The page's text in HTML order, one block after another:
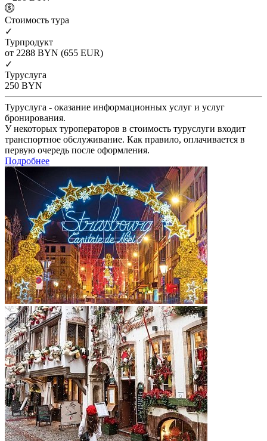
Cтоимость тура
✓
Турпродукт
от 2288 BYN (655 EUR)
✓
Туруслуга
250 BYN
Туруслуга - оказание информационных услуг и услуг
бронирования.
У некоторых туроператоров в стоимость туруслуги входит
транспортное обслуживание. Как правило, оплачивается в
первую очередь после оформления.
Подробнее